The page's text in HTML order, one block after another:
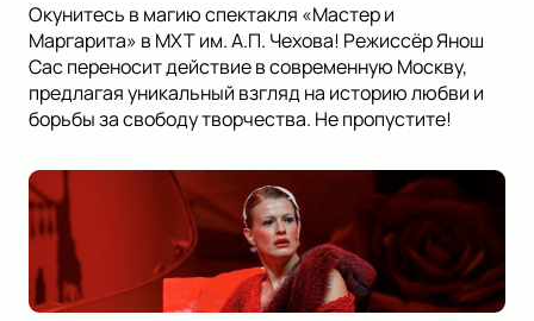
Окунитесь в магию спектакля «Мастер и
Маргарита» в МХТ им. А.П. Чехова! Режиссёр Янош
Сас переносит действие в современную Москву,
предлагая уникальный взгляд на историю любви и
борьбы за свободу творчества. Не пропустите!